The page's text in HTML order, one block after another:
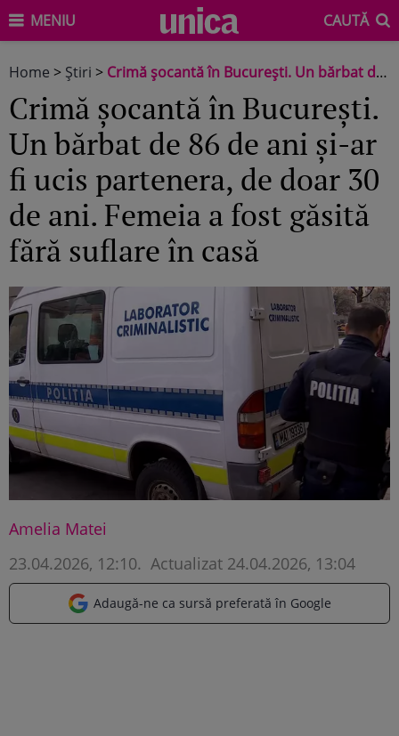
MENIU CAUTĂ
Home > Știri > Crimă șocantă în București. Un bărbat de 86 de ani și-ar fi ucis partenera, de doar 30 de ani. Femeia a fost găsită fără suflare în casă
Crimă șocantă în București.
Un bărbat de 86 de ani și-ar
fi ucis partenera, de doar 30
de ani. Femeia a fost găsită
fără suflare în casă
Amelia Matei
23.04.2026, 12:10. Actualizat 24.04.2026, 13:04
Adaugă-ne ca sursă preferată în Google